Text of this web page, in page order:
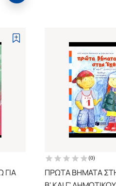
(0)
ΠΡΩΤΑ ΒΗΜΑΤΑ